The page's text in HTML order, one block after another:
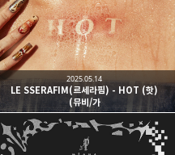
LE SSERAFIM(르세라핌) - HOT (핫)
(뮤비/가
2025.05.14